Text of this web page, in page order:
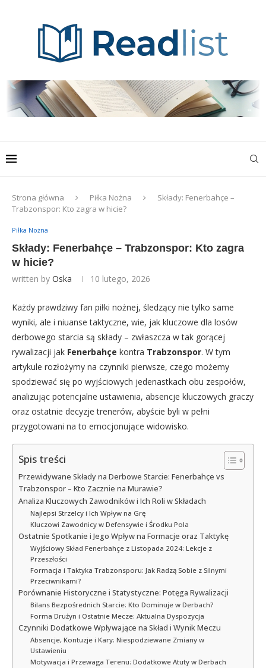
Strona główna Piłka Nożna
Składy: Fenerbahçe –
Trabzonspor: Kto zagra w hicie?
Piłka Nożna
Składy: Fenerbahçe – Trabzonspor: Kto zagra
w hicie?
written by Oska 10 lutego, 2026
Każdy prawdziwy fan piłki nożnej, śledzący nie tylko same
wyniki, ale i niuanse taktyczne, wie, jak kluczowe dla losów
derbowego starcia są składy – zwłaszcza w tak gorącej
rywalizacji jak Fenerbahçe kontra Trabzonspor. W tym
artykule rozłożymy na czynniki pierwsze, czego możemy
spodziewać się po wyjściowych jedenastkach obu zespołów,
analizując potencjalne ustawienia, absencje kluczowych graczy
oraz ostatnie decyzje trenerów, abyście byli w pełni
przygotowani na to emocjonujące widowisko.
Spis treści
Przewidywane Składy na Derbowe Starcie: Fenerbahçe vs
Trabzonspor – Kto Zacznie na Murawie?
Analiza Kluczowych Zawodników i Ich Roli w Składach
Najlepsi Strzelcy i Ich Wpływ na Grę
Kluczowi Zawodnicy w Defensywie i Środku Pola
Ostatnie Spotkanie i Jego Wpływ na Formacje oraz Taktykę
Wyjściowy Skład Fenerbahçe z Listopada 2024: Lekcje z
Przeszłości
Formacja i Taktyka Trabzonsporu: Jak Radzą Sobie z Silnymi
Przeciwnikami?
Porównanie Historyczne i Statystyczne: Potęga Rywalizacji
Bilans Bezpośrednich Starcie: Kto Dominuje w Derbach?
Forma Drużyn i Ostatnie Mecze: Aktualna Dyspozycja
Czynniki Dodatkowe Wpływające na Skład i Wynik Meczu
Absencje, Kontuzje i Kary: Niespodziewane Zmiany w
Ustawieniu
Motywacja i Przewaga Terenu: Dodatkowe Atuty w Derbach